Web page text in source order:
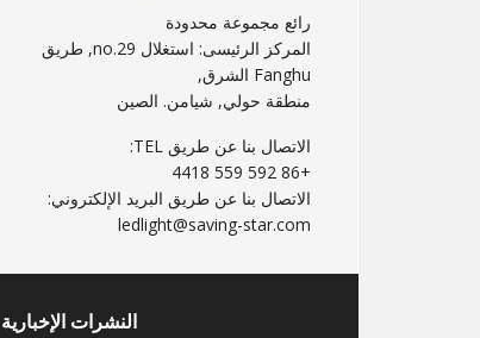
رائع مجموعة محدودة
المركز الرئيسى: استغلال no.29, طريق
Fanghu الشرق,
منطقة حولي, شيامن. الصين
الاتصال بنا عن طريق TEL:
+86 592 559 4418
الاتصال بنا عن طريق البريد الإلكتروني:
ledlight@saving-star.com
النشرات الإخبارية